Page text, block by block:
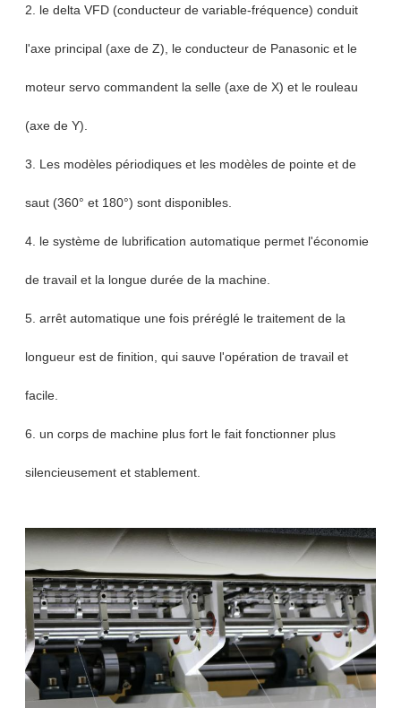
2. le delta VFD (conducteur de variable-fréquence) conduit
l'axe principal (axe de Z), le conducteur de Panasonic et le
moteur servo commandent la selle (axe de X) et le rouleau
(axe de Y).
3. Les modèles périodiques et les modèles de pointe et de
saut (360° et 180°) sont disponibles.
4. le système de lubrification automatique permet l'économie
de travail et la longue durée de la machine.
5. arrêt automatique une fois préréglé le traitement de la
longueur est de finition, qui sauve l'opération de travail et
facile.
6. un corps de machine plus fort le fait fonctionner plus
silencieusement et stablement.